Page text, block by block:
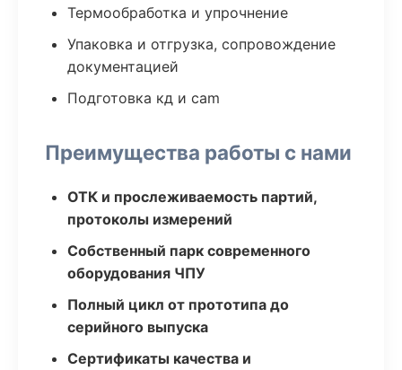
Термообработка и упрочнение
Упаковка и отгрузка, сопровождение
документацией
Подготовка кд и cam
Преимущества работы с нами
ОТК и прослеживаемость партий,
протоколы измерений
Собственный парк современного
оборудования ЧПУ
Полный цикл от прототипа до
серийного выпуска
Сертификаты качества и